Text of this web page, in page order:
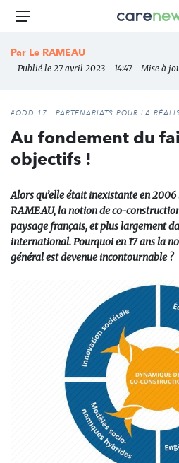
Aller
principal
Carenews,
des
Menu
Par Le RAMEAU
- Publié le 27 avril 2023 - 14:47 - Mise à
#ODD 17 : PARTENARIATS POUR LA
Au fondement du
objectifs !
Alors qu’elle était inexistante en
RAMEAU, la notion de co-
paysage français, et plus largement
international. Pourquoi en 17 ans la
général est devenue incontournable ?